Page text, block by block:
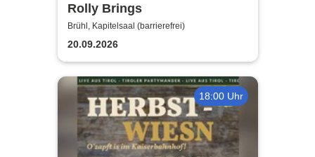
Rolly Brings
Brühl, Kapitelsaal (barrierefrei)
20.09.2026
18:00 Uhr